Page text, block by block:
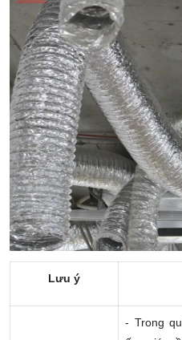
Lưu ý
- Trong